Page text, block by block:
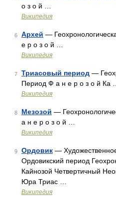
о з о й …
Википедия
6 Архей —
е р о з о й …
Википедия
7 Триасовый период —
Период Ф а н е р о з о й Ка …
Википедия
8 Мезозой —
а н е р о з о й …
Википедия
9 Ордовик —
Ордовикский период
Кайнозой Четвертичный
Юра Триас …
Википедия